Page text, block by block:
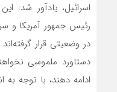
اسرائیل، یادآور شد:
رئیس جمهور آمریکا و
در وضعیتی قرار
دستاورد ملموسی
ادامه دهند، با توجه